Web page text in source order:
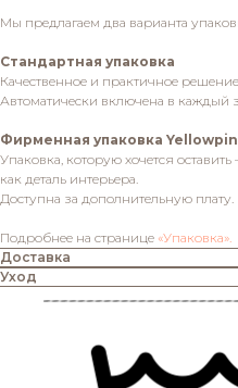
Мы предлагаем два варианта
Стандартная упаковка
Качественное и практичное
Автоматически включена в каждый
Фирменная упаковка
Упаковка, которую хочется
как деталь интерьера.
Доступна за дополнительную плату.
Подробнее на странице «Упаковка».
Доставка
Уход